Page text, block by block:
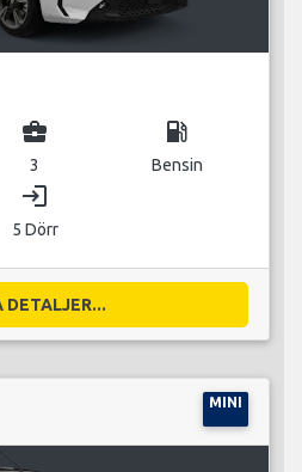
business_center
3
local_gas_station
Bensin
login
5 Dörr
DETALJER...
MINI